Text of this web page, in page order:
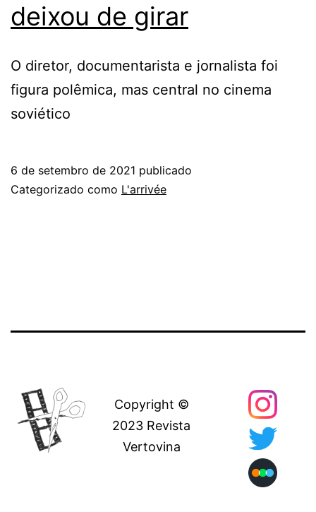
deixou de girar
O diretor, documentarista e jornalista foi
figura polêmica, mas central no cinema
soviético
6 de setembro de 2021 publicado
Categorizado como L'arrivée
Copyright ©
2023 Revista
Vertovina